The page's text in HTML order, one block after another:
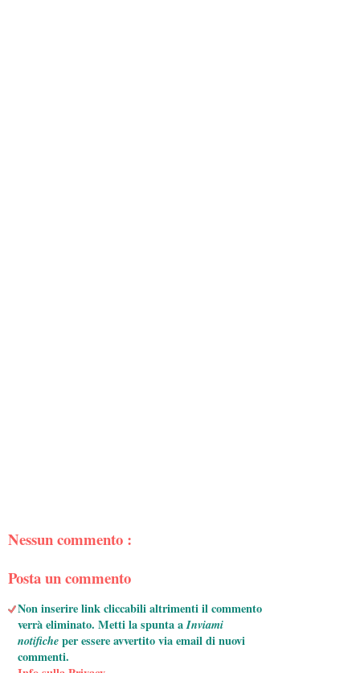
Nessun commento :
Posta un commento
Non inserire link cliccabili altrimenti il commento
verrà eliminato. Metti la spunta aInviami
notificheper essere avvertito via email di nuovi
commenti.